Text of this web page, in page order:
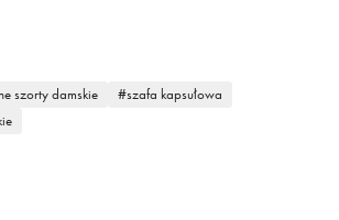
szorty damskie
szafa kapsułowa